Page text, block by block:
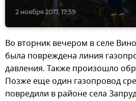
2 ноября 2017, 17:59
Во вторник вечером в селе
была повреждена линия
давления. Также произошло
Позже еще один газопровод
повредили в районе села